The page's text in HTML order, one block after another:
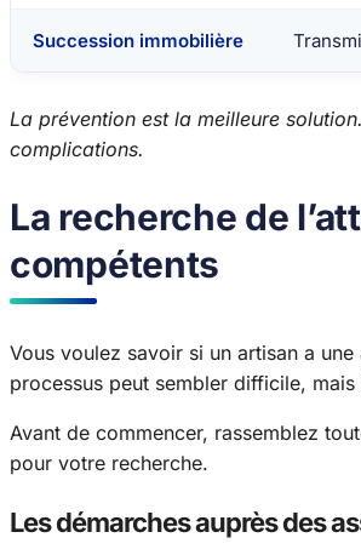
Succession immobilière
La prévention est la meilleure
complications.
La recherche de
compétents
Vous voulez savoir si un artisan a
processus peut sembler difficile,
Avant de commencer, rassemblez
pour votre recherche.
Les démarches auprès des